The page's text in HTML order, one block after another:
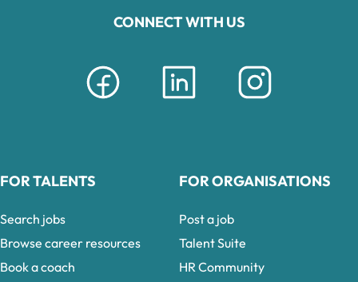
CONNECT WITH US
FOR TALENTS
Search jobs
Browse career resources
Book a coach
FOR ORGANISATIONS
Post a job
Talent Suite
HR Community